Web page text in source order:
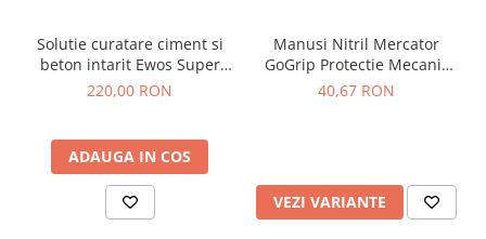
Solutie curatare ciment si
beton intarit Ewos Super
Cement X 22 kg –
220,00 RON
ADAUGA IN COS
Manusi Nitril Mercator
GoGrip Protectie Mecanic
Auto Portocali 50buc
40,67 RON
VEZI VARIANTE